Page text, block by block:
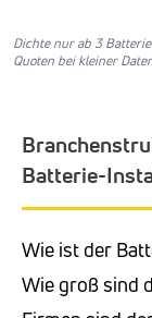
Dichte nur ab 3
Quoten bei kleiner
Batterie-
Wie ist der
Wie groß sind